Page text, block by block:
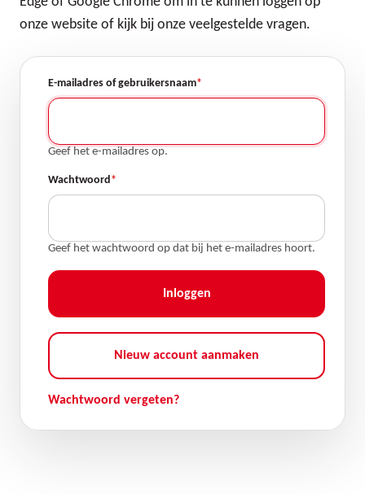
onze website of kijk bij onze veelgestelde vragen.
E-mailadres of gebruikersnaam
Geef het e-mailadres op.
Wachtwoord
Geef het wachtwoord op dat bij het e-mailadres hoort.
Nieuw account aanmaken
Wachtwoord vergeten?